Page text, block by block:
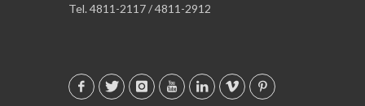
Tel. 4811-2117 / 4811-2912